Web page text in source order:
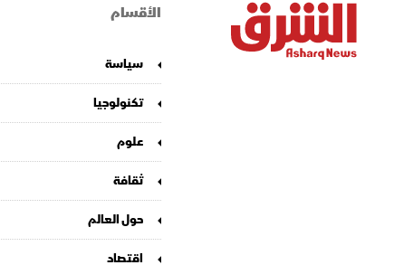
الأقسام
سياسة
تكنولوجيا
علوم
ثقافة
حول العالم
اقتصاد